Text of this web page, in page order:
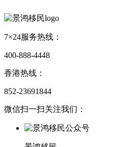
7×24服务热线：
400-888-4448
香港热线：
852-23691844
微信扫一扫关注我们：